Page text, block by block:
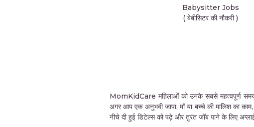
Babysitter Jobs
( बेबीसिटर की नौकरी )
MomKidCare महिलाओं को उनके सबसे महत्वपूर्ण समय
अगर आप एक अनुभवी जापा, माँ या बच्चे की मालिश का
नीचे दी हुई डिटेल्स को पढ़े और तुरंत जॉब पाने के लिए